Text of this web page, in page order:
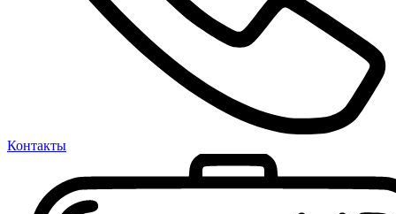
Контакты